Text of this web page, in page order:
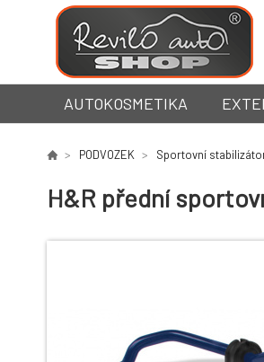
AUTOKOSMETIKA
PODVOZEK Sportovní
H&R přední